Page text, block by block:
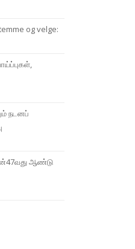
og velge:
நடனப்
ஆண்டு